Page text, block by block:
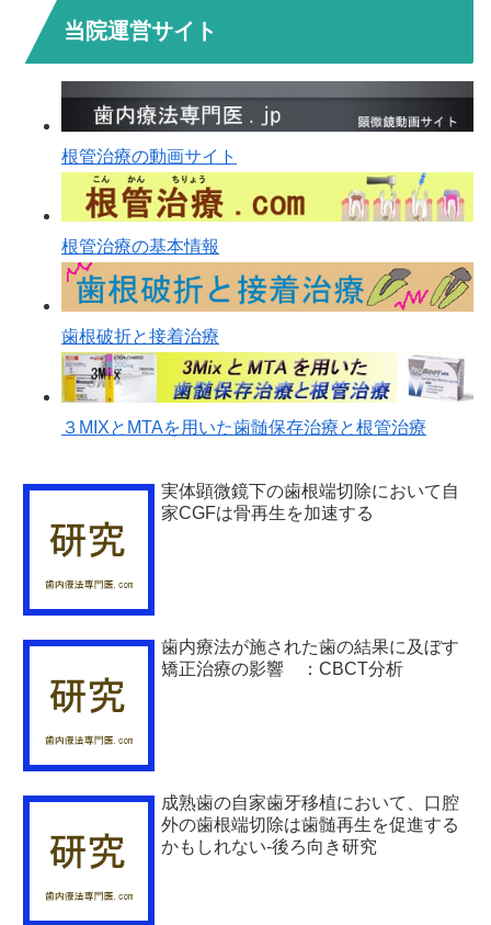
当院運営サイト
根管治療の動画サイト
根管治療の基本情報
歯根破折と接着治療
３MIXとMTAを用いた歯髄保存治療と根管治療
実体顕微鏡下の歯根端切除において自
家CGFは骨再生を加速する
歯内療法が施された歯の結果に及ぼす
矯正治療の影響 ：CBCT分析
成熟歯の自家歯牙移植において、口腔
外の歯根端切除は歯髄再生を促進する
かもしれない-後ろ向き研究